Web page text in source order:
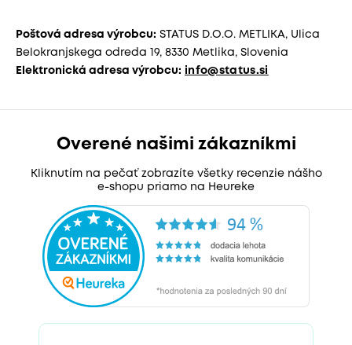
Poštová adresa výrobcu: STATUS D.O.O. METLIKA, Ulica
Belokranjskega odreda 19, 8330 Metlika, Slovenia
Elektronická adresa výrobcu: info@status.si
Overené našimi zákazníkmi
Kliknutím na pečať zobrazíte všetky recenzie nášho
e-shopu priamo na Heureke